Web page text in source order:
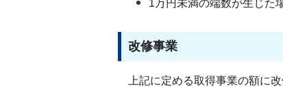
1万円未満の端数が生じた
改修事業
上記に定める取得事業の額に